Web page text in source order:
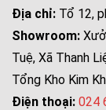
Địa chỉ: Tổ 12,
Showroom:
Tuệ, Xã Thanh
Tổng Kho Kim
Điện thoại: 024